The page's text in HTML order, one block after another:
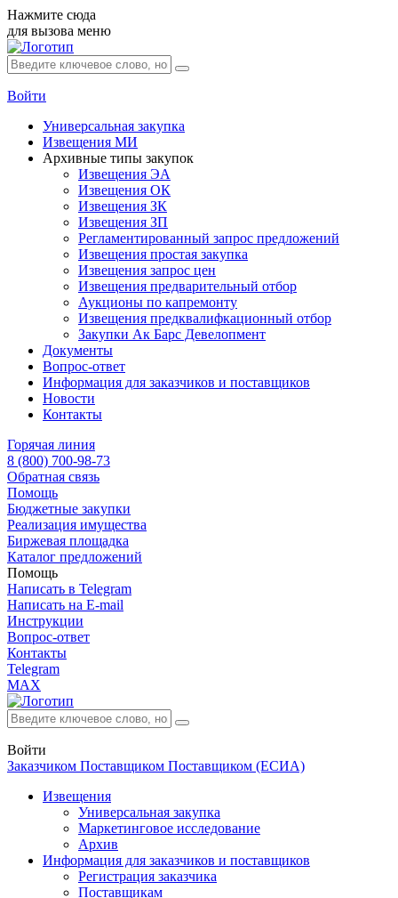
Нажмите сюда
для вызова меню
Войти
Универсальная закупка
Извещения МИ
Архивные типы закупок
Извещения ЭА
Извещения ОК
Извещения ЗК
Извещения ЗП
Регламентированный запрос предложений
Извещения простая закупка
Извещения запрос цен
Извещения предварительный отбор
Аукционы по капремонту
Извещения предквалифкационный отбор
Закупки Ак Барс Девелопмент
Документы
Вопрос-ответ
Информация для заказчиков и поставщиков
Новости
Контакты
Горячая линия
8 (800) 700-98-73
Обратная связь
Помощь
Бюджетные закупки
Реализация имущества
Биржевая площадка
Каталог предложений
Помощь
Написать в Telegram
Написать на E-mail
Инструкции
Вопрос-ответ
Контакты
Telegram
MAX
Войти
Заказчиком Поставщиком Поставщиком (ЕСИА)
Извещения
Универсальная закупка
Маркетинговое исследование
Архив
Информация для заказчиков и поставщиков
Регистрация заказчика
Поставщикам